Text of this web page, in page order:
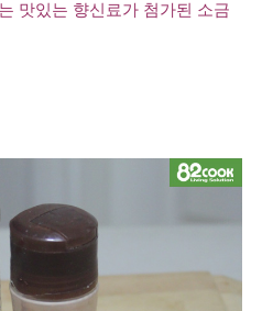
맛있는 향신료가 첨가된 소금